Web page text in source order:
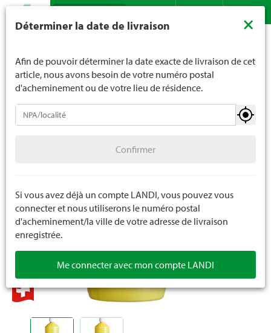
Recherche
Combustibles
Pellets
Allumeur
Charbon de bois / briquettes
Combustibles liquide
Déterminer la date de livraison ×
Afin de pouvoir déterminer la date exacte de livraison de cet
article, nous avons besoin de votre numéro postal
d'acheminement ou de votre lieu de résidence.
Confirmer
Si vous avez déjà un compte LANDI, vous pouvez vous
connecter et nous utiliserons le numéro postal
d'acheminement/la ville de votre adresse de livraison
enregistrée.
Me connecter avec mon compte LANDI
moins de 16 ans. La limite d'âge est de 18 ans pour les
nous indiquez votre âge de manière contraignante.